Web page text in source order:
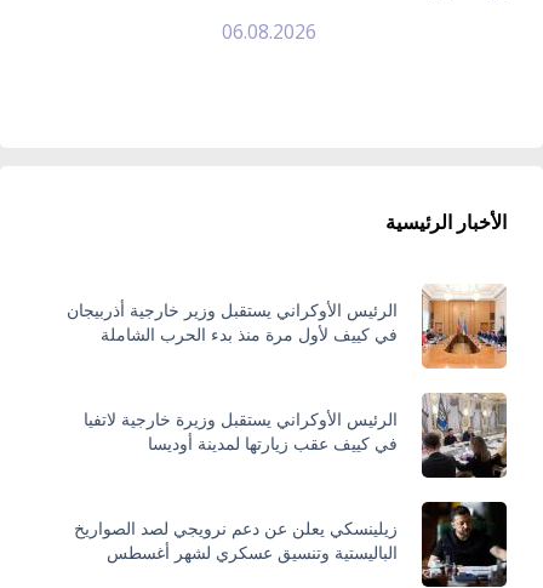
06.08.2026
الأخبار الرئيسية
الرئيس الأوكراني يستقبل وزير خارجية أذربيجان
في كييف لأول مرة منذ بدء الحرب الشاملة
الرئيس الأوكراني يستقبل وزيرة خارجية لاتفيا
في كييف عقب زيارتها لمدينة أوديسا
زيلينسكي يعلن عن دعم نرويجي لصد الصواريخ
الباليستية وتنسيق عسكري لشهر أغسطس